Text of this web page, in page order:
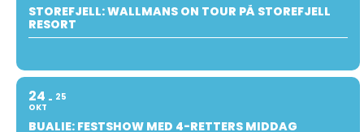
STOREFJELL: WALLMANS ON TOUR PÅ STOREFJELL
RESORT
24
OKT
25
BUALIE: FESTSHOW MED 4-RETTERS MIDDAG